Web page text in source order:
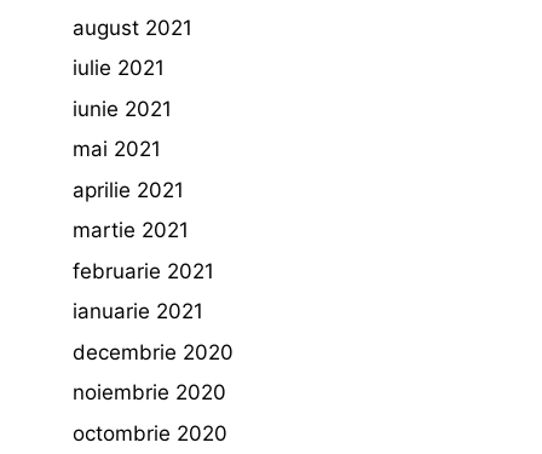
august 2021
iulie 2021
iunie 2021
mai 2021
aprilie 2021
martie 2021
februarie 2021
ianuarie 2021
decembrie 2020
noiembrie 2020
octombrie 2020